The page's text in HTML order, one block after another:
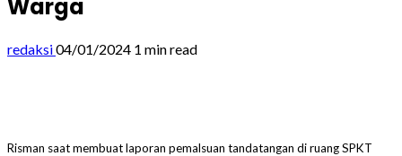
Warga
redaksi04/01/2024 1 min read
Risman saat membuat laporan pemalsuan tandatangan di ruang SPKT